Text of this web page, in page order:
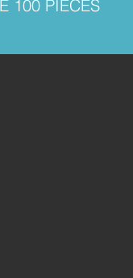
100 PIÈCES